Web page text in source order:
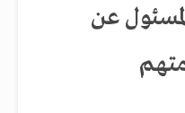
عن